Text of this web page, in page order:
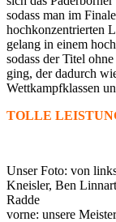
sodass man im
hochkonzentrierten
gelang in einem
sodass der Titel
ging, der dadurch
Wettkampfklassen
TOLLE
Unser Foto: von
Kneisler, Ben
Radde
vorne: unsere